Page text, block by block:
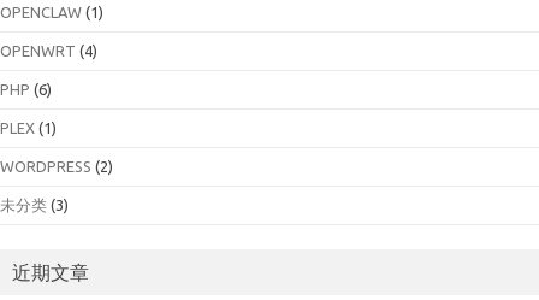
OPENCLAW (1)
OPENWRT (4)
PHP (6)
PLEX (1)
WORDPRESS (2)
未分类 (3)
近期文章